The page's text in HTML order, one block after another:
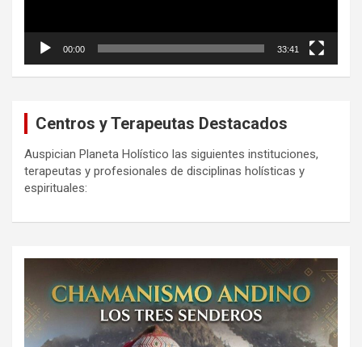
00:00 33:41
Centros y Terapeutas Destacados
Auspician Planeta Holístico las siguientes instituciones,
terapeutas y profesionales de disciplinas holísticas y
espirituales: